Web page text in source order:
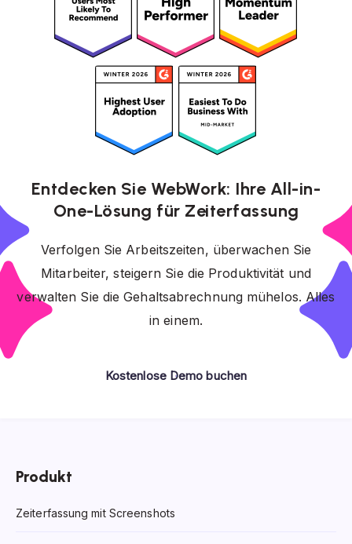
Entdecken Sie WebWork: Ihre All-in-
One-Lösung für Zeiterfassung
Verfolgen Sie Arbeitszeiten, überwachen Sie
Mitarbeiter, steigern Sie die Produktivität und
verwalten Sie die Gehaltsabrechnung mühelos. Alles
in einem.
Kostenlose Demo buchen
Produkt
Zeiterfassung mit Screenshots